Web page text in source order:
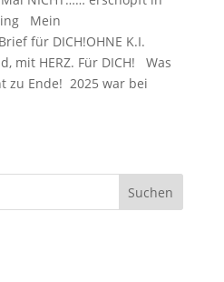
Mein
für DICH!OHNE K.I.
mit HERZ. Für DICH! Was
zu Ende! 2025 war bei